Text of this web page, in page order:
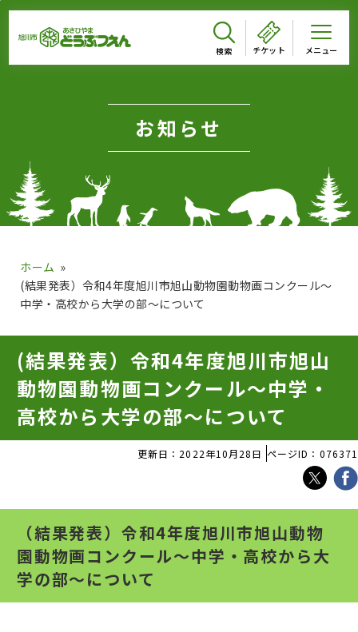
チケット
ページの本文です。
お知らせ
ホーム
(結果発表）令和4年度旭川市旭山動物園動物画コンクール～
中学・高校から大学の部～について
(結果発表）令和4年度旭川市旭山
動物園動物画コンクール～中学・
高校から大学の部～について
更新日：2022年10月28日 ページID：076371
（結果発表）令和4年度旭川市旭山動物
園動物画コンクール～中学・高校から大
学の部～について